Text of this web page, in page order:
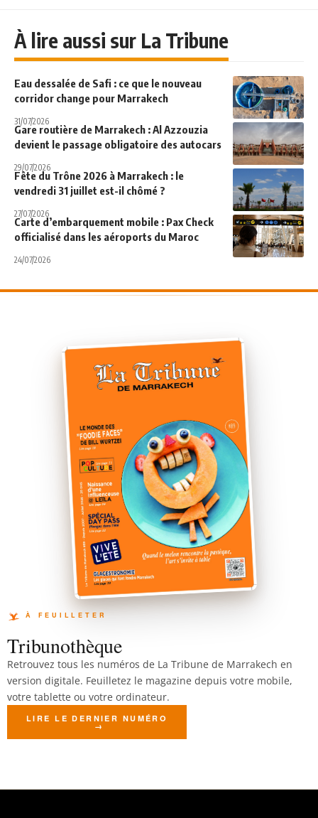
À lire aussi sur La Tribune
Eau dessalée de Safi : ce que le nouveau
corridor change pour Marrakech
31/07/2026
Gare routière de Marrakech : Al Azzouzia
devient le passage obligatoire des autocars
29/07/2026
Fête du Trône 2026 à Marrakech : le
vendredi 31 juillet est-il chômé ?
27/07/2026
Carte d’embarquement mobile : Pax Check
officialisé dans les aéroports du Maroc
24/07/2026
Tribunothèque
Retrouvez tous les numéros de La Tribune de Marrakech en
version digitale. Feuilletez le magazine depuis votre mobile,
votre tablette ou votre ordinateur.
LIRE LE DERNIER NUMÉRO